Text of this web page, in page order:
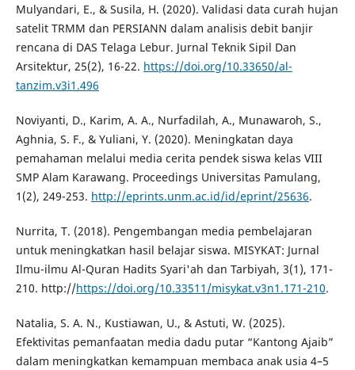
Mulyandari, E., & Susila, H. (2020). Validasi data curah hujan
satelit TRMM dan PERSIANN dalam analisis debit banjir
rencana di DAS Telaga Lebur. Jurnal Teknik Sipil Dan
Arsitektur, 25(2), 16-22. https://doi.org/10.33650/al-
tanzim.v3i1.496
Noviyanti, D., Karim, A. A., Nurfadilah, A., Munawaroh, S.,
Aghnia, S. F., & Yuliani, Y. (2020). Meningkatan daya
pemahaman melalui media cerita pendek siswa kelas VIII
SMP Alam Karawang. Proceedings Universitas Pamulang,
1(2), 249-253. http://eprints.unm.ac.id/id/eprint/25636.
Nurrita, T. (2018). Pengembangan media pembelajaran
untuk meningkatkan hasil belajar siswa. MISYKAT: Jurnal
Ilmu-ilmu Al-Quran Hadits Syari'ah dan Tarbiyah, 3(1), 171-
210. http://https://doi.org/10.33511/misykat.v3n1.171-210.
Natalia, S. A. N., Kustiawan, U., & Astuti, W. (2025).
Efektivitas pemanfaatan media dadu putar “Kantong Ajaib”
dalam meningkatkan kemampuan membaca anak usia 4–5